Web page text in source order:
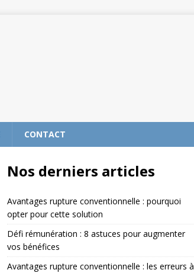
CONTACT
Nos derniers articles
Avantages rupture conventionnelle : pourquoi
opter pour cette solution
Défi rémunération : 8 astuces pour augmenter
vos bénéfices
Avantages rupture conventionnelle : les erreurs à